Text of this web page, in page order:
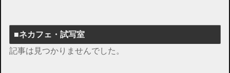
■ネカフェ・試写室
記事は見つかりませんでした。